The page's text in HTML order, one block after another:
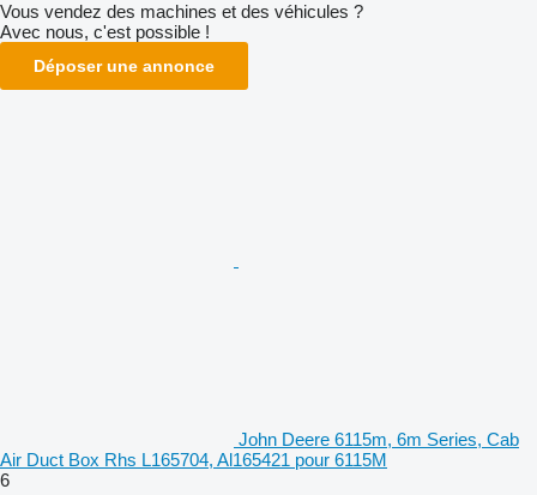
Vous vendez des machines et des véhicules ?
Avec nous, c'est possible !
Déposer une annonce
John Deere 6115m, 6m Series, Cab
Air Duct Box Rhs L165704, Al165421 pour 6115M
6